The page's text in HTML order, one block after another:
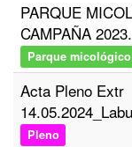
PARQUE
CAMPAÑA
Parque micológico
Acta Pleno Extr
Pleno